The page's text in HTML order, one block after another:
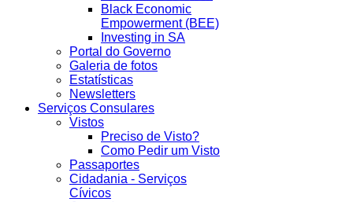
Black Economic
Empowerment (BEE)
Investing in SA
Portal do Governo
Galeria de fotos
Estatísticas
Newsletters
Serviços Consulares
Vistos
Preciso de Visto?
Como Pedir um Visto
Passaportes
Cidadania - Serviços
Cívicos